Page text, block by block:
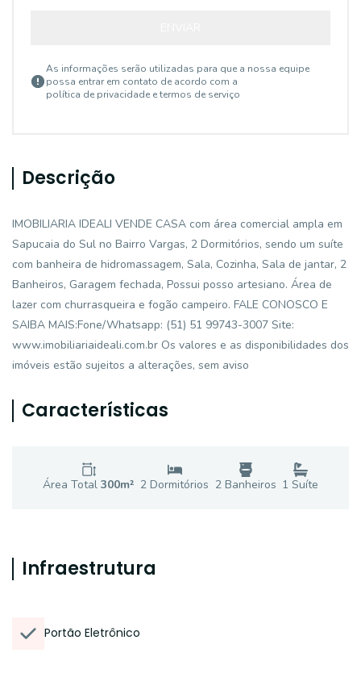
As informações serão utilizadas para que a nossa equipe
possa entrar em contato de acordo com a
política de privacidade e termos de serviço
Descrição
IMOBILIARIA IDEALI VENDE CASA com área comercial ampla em
Sapucaia do Sul no Bairro Vargas, 2 Dormitórios, sendo um suíte
com banheira de hidromassagem, Sala, Cozinha, Sala de jantar, 2
Banheiros, Garagem fechada, Possui posso artesiano. Área de
lazer com churrasqueira e fogão campeiro. FALE CONOSCO E
SAIBA MAIS:Fone/Whatsapp: (51) 51 99743-3007 Site:
www.imobiliariaideali.com.br Os valores e as disponibilidades dos
imóveis estão sujeitos a alterações, sem aviso
Características
Área Total 300m² 2 Dormitórios 2Banheiros 1 Suíte
Infraestrutura
Portão Eletrônico